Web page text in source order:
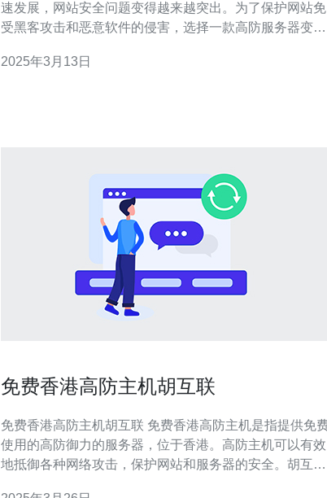
速发展，网站安全问题变得越来越突出。为了保护网站免
受黑客攻击和恶意软件的侵害，选择一款高防服务器变得
全保护功能成为保护网站安全的首选。 2.1 DDOS防御能
2025年3月13日
免费香港高防主机胡互联
免费香港高防主机胡互联 免费香港高防主机是指提供免费
使用的高防御力的服务器，位于香港。高防主机可以有效
地抵御各种网络攻击，保护网站和服务器的安全。胡互联